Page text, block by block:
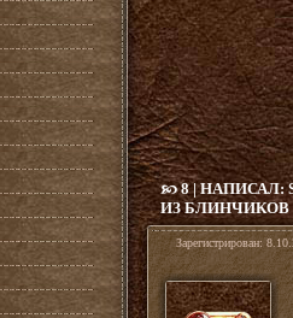
8 | НАПИСАЛ:
ИЗ БЛИНЧИКОВ
Зарегистрирован: